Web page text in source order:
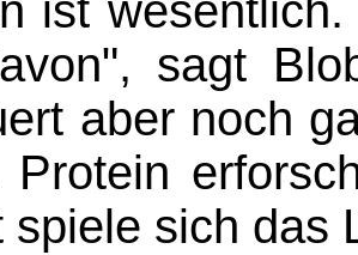
ist
sagt
aber noch
Protein
spiele sich das